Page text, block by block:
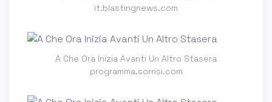
it.blastingnews.com
A Che Ora Inizia Avanti Un Altro Stasera
programma.sorrisi.com